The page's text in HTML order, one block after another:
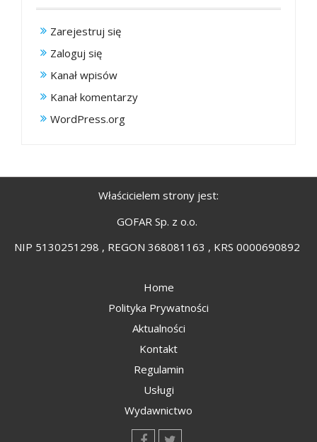
Zarejestruj się
Zaloguj się
Kanał wpisów
Kanał komentarzy
WordPress.org
Właścicielem strony jest:
GOFAR Sp. z o.o.
NIP 5130251298 , REGON 368081163 , KRS 0000690892
Home
Polityka Prywatności
Aktualności
Kontakt
Regulamin
Usługi
Wydawnictwo